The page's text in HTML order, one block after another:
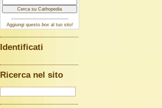
Aggiungi questo boxal tuo sito!
Identificati
Ricerca nel sito